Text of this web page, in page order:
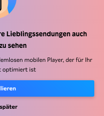
Lieblingssendungen auch
sehen
mobilen Player, der für Ihr
optimiert ist